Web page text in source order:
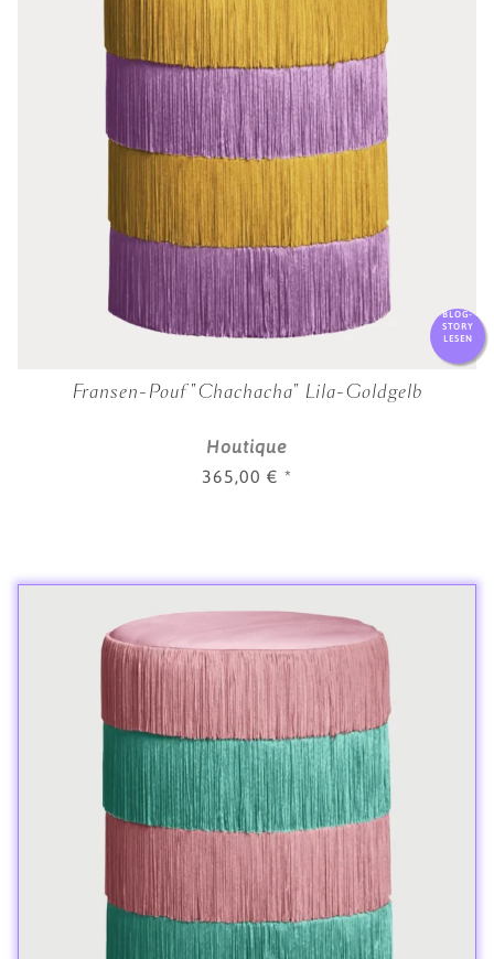
BLOG-
STORY
LESEN
Fransen-Pouf "Chachacha" Lila-Goldgelb
Houtique
365,00 € *